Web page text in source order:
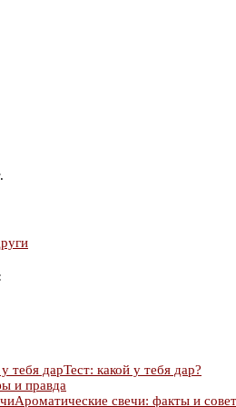
Тест: какой у тебя дар?
и правда
Ароматические свечи: факты и